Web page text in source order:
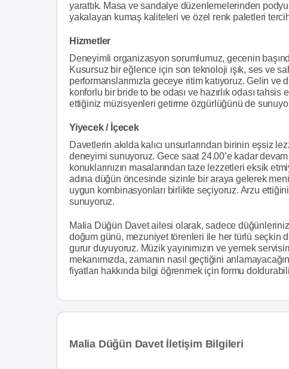
yarattık. Masa ve sandalye düzenlemelerinden
yakalayan kumaş kaliteleri ve özel renk paletleri
Hizmetler
Deneyimli organizasyon sorumlumuz, gecenin
Kusursuz bir eğlence için son teknoloji ışık, ses ve
performanslarımızla geceye ritim katıyoruz. Gelin ve
konforlu bir bride to be odası ve hazırlık odası tahsis
ettiğiniz müzisyenleri getirme özgürlüğünü de
Yiyecek / İçecek
Davetlerin akılda kalıcı unsurlarından birinin eşsiz
deneyimi sunuyoruz. Gece saat 24.00’e kadar
konuklarınızın masalarından taze lezzetleri eksik
adına düğün öncesinde sizinle bir araya gelerek
uygun kombinasyonları birlikte seçiyoruz. Arzu
sunuyoruz.
Malia Düğün Davet ailesi olarak, sadece
doğum günü, mezuniyet törenleri ile her türlü seçkin
gurur duyuyoruz. Müzik yayınımızın ve yemek
mekanımızda, zamanın nasıl geçtiğini
fiyatları hakkında bilgi öğrenmek için formu
Malia Düğün Davet İletişim Bilgileri